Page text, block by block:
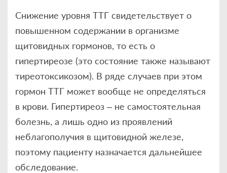
Снижение уровня ТТГ свидетельствует о
повышенном содержании в организме
щитовидных гормонов, то есть о
гипертиреозе (это состояние также называют
тиреотоксикозом). В ряде случаев при этом
гормон ТТГ может вообще не определяться
в крови. Гипертиреоз – не самостоятельная
болезнь, а лишь одно из проявлений
неблагополучия в щитовидной железе,
поэтому пациенту назначается дальнейшее
обследование.